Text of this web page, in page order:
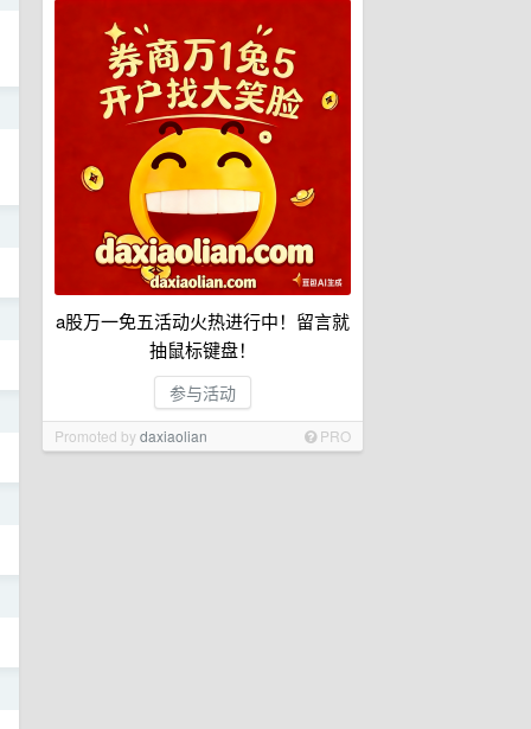
a股万一免五活动火热进行中！留言就
抽鼠标键盘！
参与活动
Promoted bydaxiaolian PRO